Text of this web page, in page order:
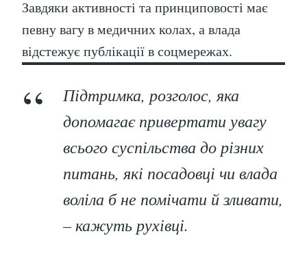
Завдяки активності та принциповості має
певну вагу в медичних колах, а влада
відстежує публікації в соцмережах.
Підтримка, розголос, яка
допомагає привертати увагу
всього суспільства до різних
питань, які посадовці чи влада
воліла б не помічати й зливати,
– кажуть рухівці.